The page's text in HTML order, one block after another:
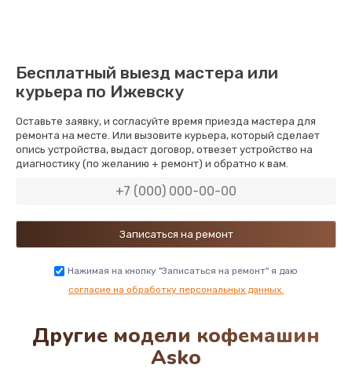
Бесплатный выезд мастера или
курьера по Ижевску
Оставьте заявку, и согласуйте время приезда мастера для
ремонта на месте. Или вызовите курьера, который сделает
опись устройства, выдаст договор, отвезет устройство на
диагностику (по желанию + ремонт) и обратно к вам.
Нажимая на кнопку "Записаться на ремонт" я даю
согласие на обработку персональных данных.
Другие модели кофемашин
Asko